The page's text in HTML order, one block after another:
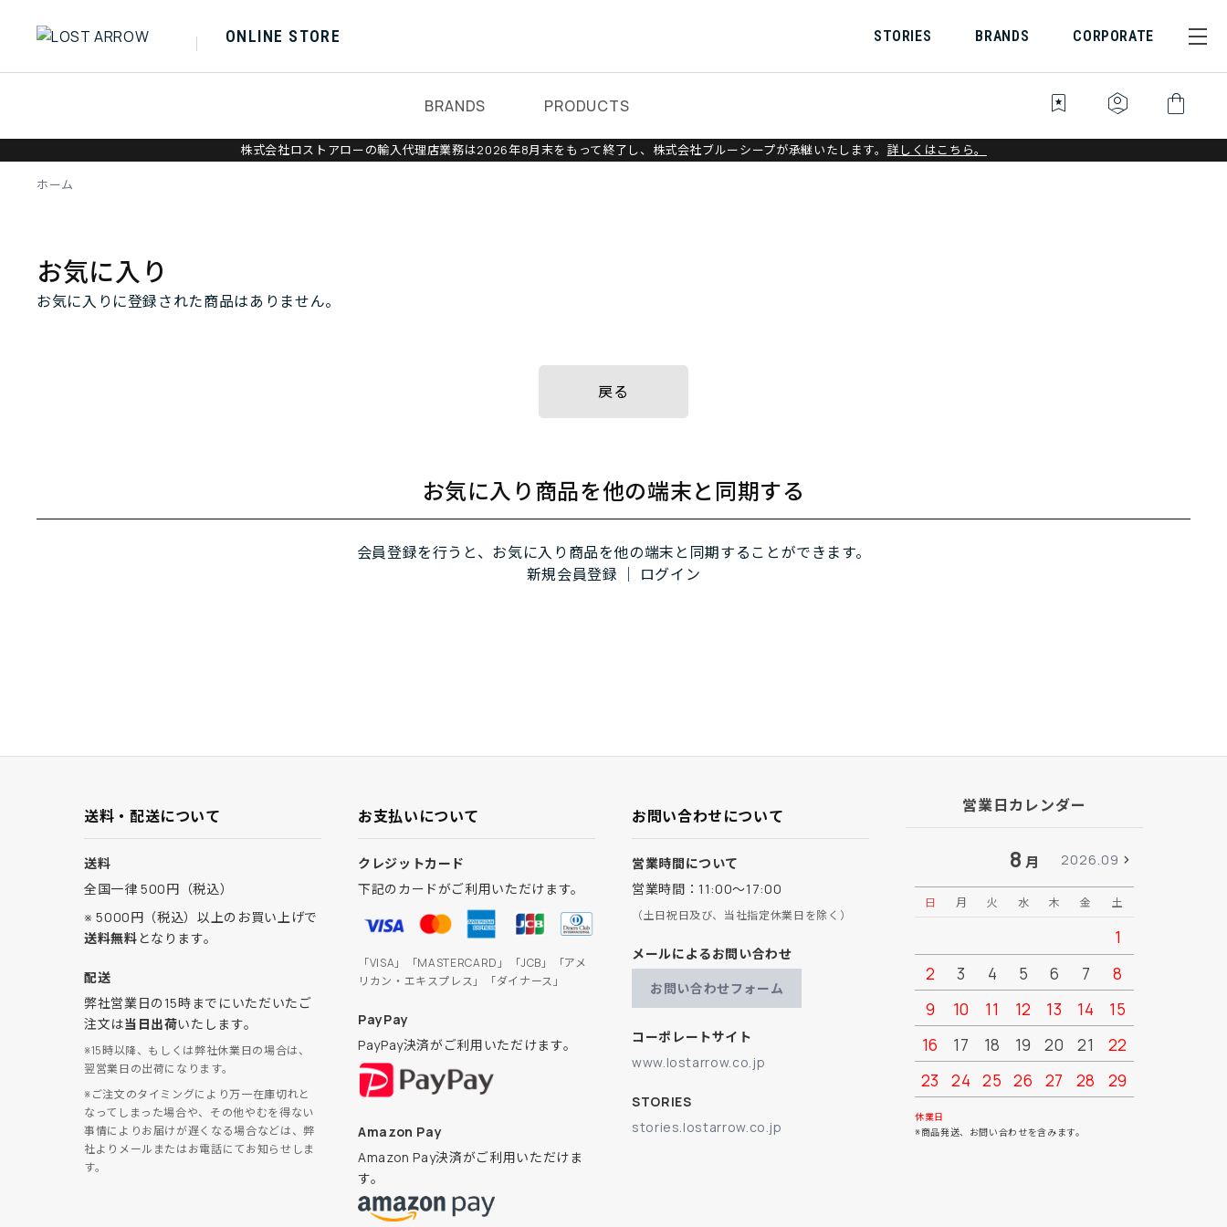
ONLINE STORE STORIES BRANDS CORPORATE
BRANDS PRODUCTS bookmark_star identity_platform shopping_bag
株式会社ロストアローの輸入代理店業務は2026年8月末をもって終了し、株式会社ブルーシープが承継いたします。 詳しくはこちら。
ホーム
お気に入り
お気に入りに登録された商品はありません。
戻る
お気に入り商品を他の端末と同期する
会員登録を行うと、お気に入り商品を他の端末と同期することができます。
新規会員登録
ログイン
送料・配送について
送料
全国一律 500円（税込）
※ 5000円（税込）以上のお買い上げで
送料無料となります。
配送
弊社営業日の15時までにいただいたご
注文は当日出荷いたします。
※15時以降、もしくは弊社休業日の場合は、
翌営業日の出荷になります。
※ご注文のタイミングにより万一在庫切れと
なってしまった場合や、その他やむを得ない
事情によりお届けが遅くなる場合などは、弊
社よりメールまたはお電話にてお知らせしま
す。
お支払いについて
クレジットカード
下記のカードがご利用いただけます。
「VISA」「MASTERCARD」「JCB」「アメ
リカン・エキスプレス」「ダイナース」
PayPay
PayPay決済がご利用いただけます。
Amazon Pay
Amazon Pay決済がご利用いただけま
す。
お問い合わせについて
営業時間について
営業時間：11:00～17:00
（土日祝日及び、当社指定休業日を除く）
メールによるお問い合わせ
お問い合わせフォーム
コーポレートサイト
www.lostarrow.co.jp
STORIES
stories.lostarrow.co.jp
営業日カレンダー
8 月 2026.09
日 月 火 水 木 金 土
1
2
3 4 5 6 7
8
9
10 11 12 13 14
15
16
17 18 19 20 21
22
23
24 25 26 27 28
29
30
休業日
※商品発送、お問い合わせを含みます。